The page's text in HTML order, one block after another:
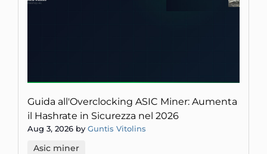
Guida all'Overclocking ASIC Miner: Aumenta
il Hashrate in Sicurezza nel 2026
Aug 3, 2026 by Guntis Vitolins
Asic miner